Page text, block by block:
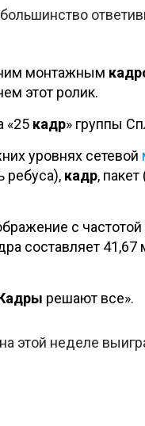
монтажным
этот ролик.
«25 кадр» группы
уровнях сетевой
ребуса), кадр, пакет
с
составляет
решают все».
этой неделе